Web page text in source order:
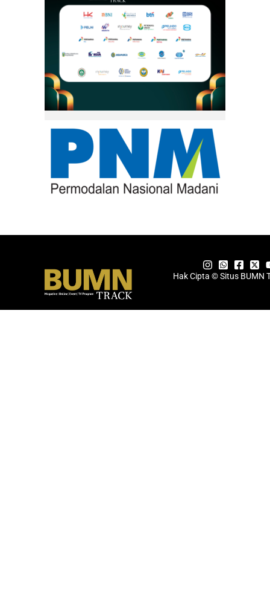
Hak Cipta © Situs BUMN